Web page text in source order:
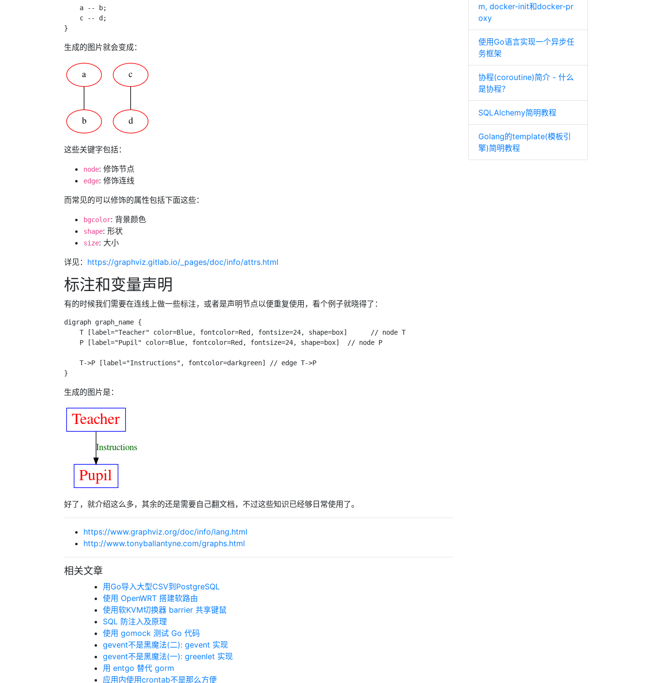
    a -- b;
    c -- d;
生成的图片就会变成：
这些关键字包括：
node: 修饰节点
edge: 修饰连线
而常见的可以修饰的属性包括下面这些：
bgcolor: 背景颜色
shape: 形状
size: 大小
详见： https://graphviz.gitlab.io/_pages/doc/info/attrs.html
标注和变量声明
有的时候我们需要在连线上做一些标注，或者是声明节点以便重复使用，看个例子就晓得了：
digraph graph_name {
    T [label="Teacher" color=Blue, fontcolor=Red, fontsize=24, shape=box]      // node T
    P [label="Pupil" color=Blue, fontcolor=Red, fontsize=24, shape=box]  // node P
    T->P [label="Instructions", fontcolor=darkgreen] // edge T->P
生成的图片是：
好了，就介绍这么多，其余的还是需要自己翻文档，不过这些知识已经够日常使用了。
https://www.graphviz.org/doc/info/lang.html
http://www.tonyballantyne.com/graphs.html
相关文章
用Go导入大型CSV到PostgreSQL
使用 OpenWRT 搭建软路由
使用软KVM切换器 barrier 共享键鼠
SQL 防注入及原理
使用 gomock 测试 Go 代码
gevent不是黑魔法(二): gevent 实现
gevent不是黑魔法(一): greenlet 实现
用 entgo 替代 gorm
应用内使用crontab不是那么方便
m, docker-init和docker-pr
oxy
使用Go语言实现一个异步任
务框架
协程(coroutine)简介 - 什么
是协程？
SQLAlchemy简明教程
Golang的template(模板引
擎)简明教程